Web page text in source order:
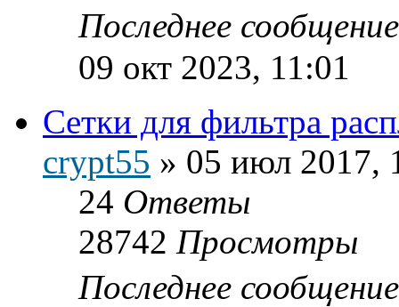
Последнее
09 окт 2023, 11:01
Сетки для фильтра
crypt55 » 05 июл 2017,
24 Ответы
28742 Просмотры
Последнее